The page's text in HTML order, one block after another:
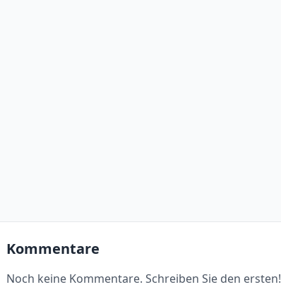
Kommentare
Noch keine Kommentare. Schreiben Sie den ersten!